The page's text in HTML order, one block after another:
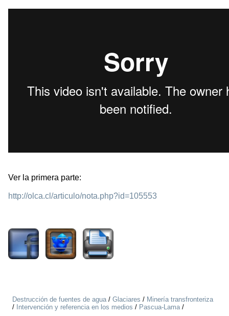
Ver la primera parte:
http://olca.cl/articulo/nota.php?id=105553
Destrucción de fuentes de agua/ Glaciares / Minería transfronteriza
/ Intervención y referencia en los medios / Pascua-Lama/